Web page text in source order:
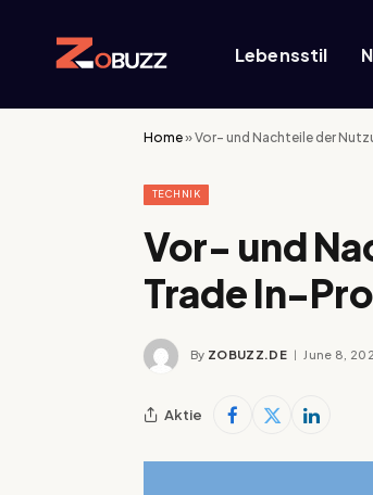
Lebensstil
Home»Vor- und Nachteile der
TECHNIK
Vor- und
Trade In-
By ZOBUZZ.DE June 8,
Aktie